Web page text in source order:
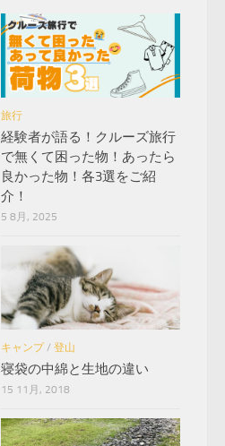
旅行
経験者が語る！クルーズ旅行
で無くて困った物！あったら
良かった物！各3選をご紹
介！
5 8月, 2025
キャンプ/ 登山
寝袋の中綿と生地の違い
15 11月, 2018